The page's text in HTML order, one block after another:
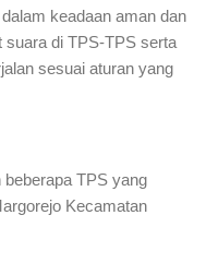
keadaan aman dan
suara di TPS-TPS serta
sesuai aturan yang
TPS yang
Kecamatan